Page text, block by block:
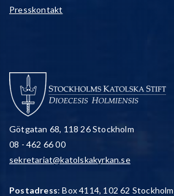
Presskontakt
Götgatan 68, 118 26 Stockholm
08 - 462 66 00
sekretariat@katolskakyrkan.se
Postadress: Box 4114, 102 62 Stockholm